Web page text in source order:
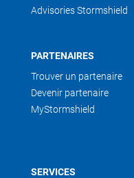
Advisories Stormshield
PARTENAIRES
Trouver un partenaire
Devenir partenaire
MyStormshield
SERVICES